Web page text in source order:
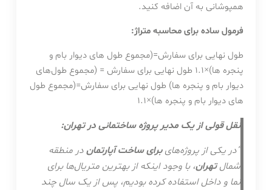
همپوشانی به آن اضافه کنید.
فرمول ساده برای محاسبه متراژ:
طول نهایی برای سفارش=(مجموع طول‌ های دیوار بام و
پنجره‌ ها)×1.1 طول نهایی برای سفارش = (مجموع طول‌های
دیوار بام و پنجره‌ ها) طول نهایی برای سفارش=
(مجموع طول‌
های دیوار بام و پنجره‌ ها)
×
1.1
نقل قولی از یک مدیر پروژه ساختمانی در تهران:
“در یکی از پروژه‌هایبرای ساخت آپارتماندر منطقه
شمالتهران، با وجود اینکه از بهترین متریال‌ها برای
نما و داخل استفاده کرده بودیم، پس از یک سال چند